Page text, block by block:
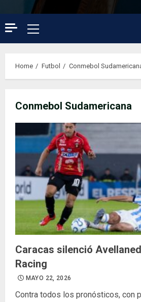
Primary
Menu
Home Futbol Conmebol
Conmebol Sudamericana
Caracas silenció
Racing
MAYO 22, 2026
Contra todos los pronósticos, con